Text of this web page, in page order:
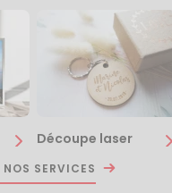
Découpe laser
SERVICES